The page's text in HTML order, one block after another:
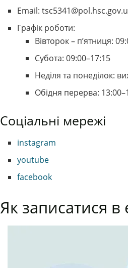
Email:
Графік роботи:
Вівторок – п’ятниця:
Субота: 09:00–17:15
Неділя та понеділок:
Обідня перерва:
Соціальні мережі
instagram
youtube
facebook
Як записатися